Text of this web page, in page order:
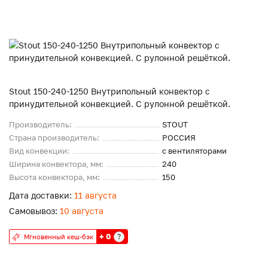
Stout 150-240-1250 Внутрипольный конвектор с
принудительной конвекцией. С рулонной решёткой.
Производитель:
STOUT
Страна производитель:
РОССИЯ
Вид конвекции:
с вентиляторами
Ширина конвектора, мм:
240
Высота конвектора, мм:
150
Дата доставки: 11 августа
Самовывоз: 10 августа
Мгновенный кеш-бэк + 0 ?